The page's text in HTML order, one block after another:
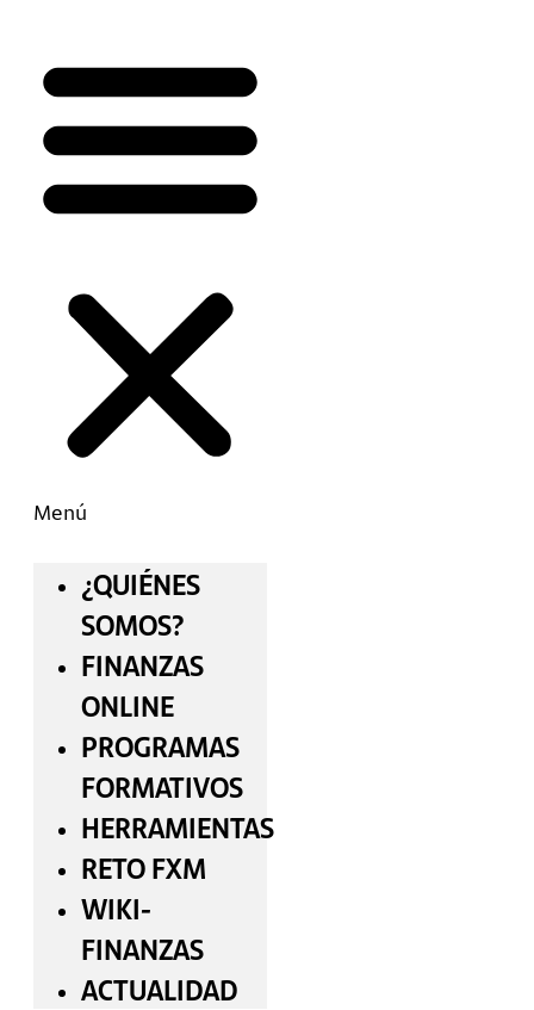
Menú
¿QUIÉNES
SOMOS?
FINANZAS
ONLINE
PROGRAMAS
FORMATIVOS
HERRAMIENTAS
RETO FXM
WIKI-
FINANZAS
ACTUALIDAD